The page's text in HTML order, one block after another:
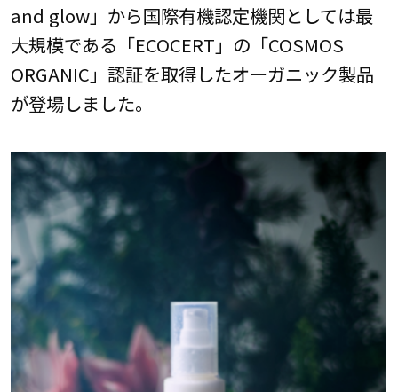
and glow」から国際有機認定機関としては最
大規模である「ECOCERT」の「COSMOS
ORGANIC」認証を取得したオーガニック製品
が登場しました。